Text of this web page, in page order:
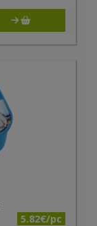
5.82€/pc